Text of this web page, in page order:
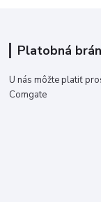
Platobná
U nás môžte platiť
Comgate